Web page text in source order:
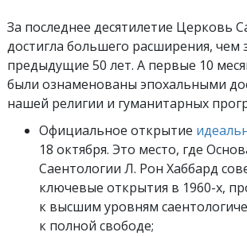
За последнее десятилетие Церковь
достигла большего расширения, чем
предыдущие 50 лет. А первые 10
были ознаменованы эпохальными
нашей религии и гуманитарных
Официальное открытие
18 октября. Это место, где
Саентологии Л. Рон Хаббард
ключевые открытия в 1960-х,
к высшим уровням
к полной свободе;